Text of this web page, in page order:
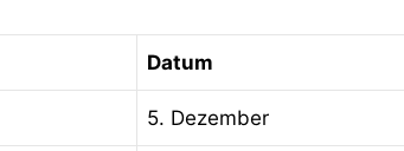
Datum
5. Dezember